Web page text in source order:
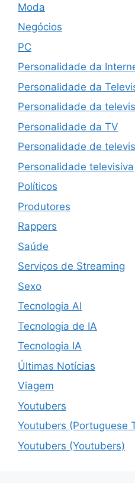
Moda
Negócios
PC
Personalidade da
Personalidade da
Personalidade da
Personalidade da TV
Personalidade de
Personalidade televisiva
Políticos
Produtores
Rappers
Saúde
Serviços de Streaming
Sexo
Tecnologia AI
Tecnologia de IA
Tecnologia IA
Últimas Notícias
Viagem
Youtubers
Youtubers (Portuguese
Youtubers (Youtubers)